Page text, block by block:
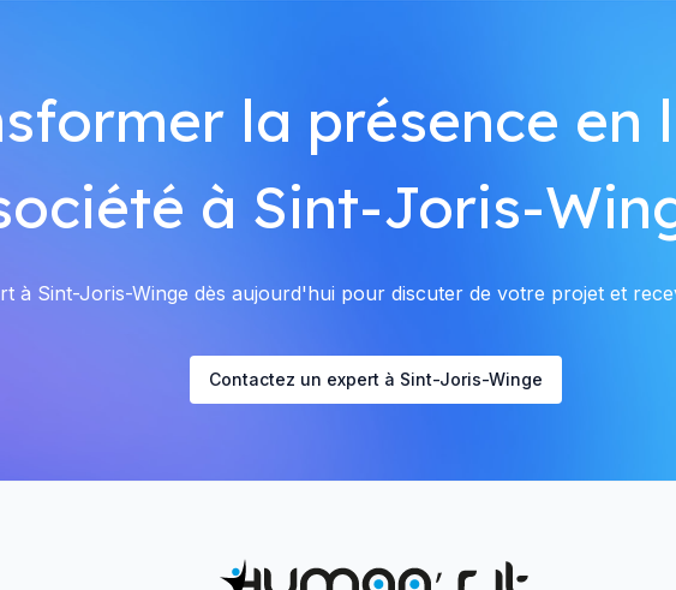
la présence en
à Sint-Joris-
à Sint-Joris-Winge dès aujourd'hui pour discuter de votre projet et
Contactez un expert à Sint-Joris-Winge